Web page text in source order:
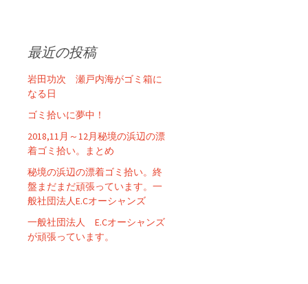
最近の投稿
岩田功次 瀬戸内海がゴミ箱に
なる日
ゴミ拾いに夢中！
2018,11月～12月秘境の浜辺の漂
着ゴミ拾い。まとめ
秘境の浜辺の漂着ゴミ拾い。終
盤まだまだ頑張っています。一
般社団法人E.Cオーシャンズ
一般社団法人 E.Cオーシャンズ
が頑張っています。